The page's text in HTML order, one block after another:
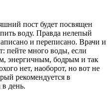
пост будет посвящен
воду. Правда нелепый
и переписано. Врачи и
пейте много воды, если
энергичным, бодрым и так
нет, наоборот, но вот не
рекомендуется в
в день.